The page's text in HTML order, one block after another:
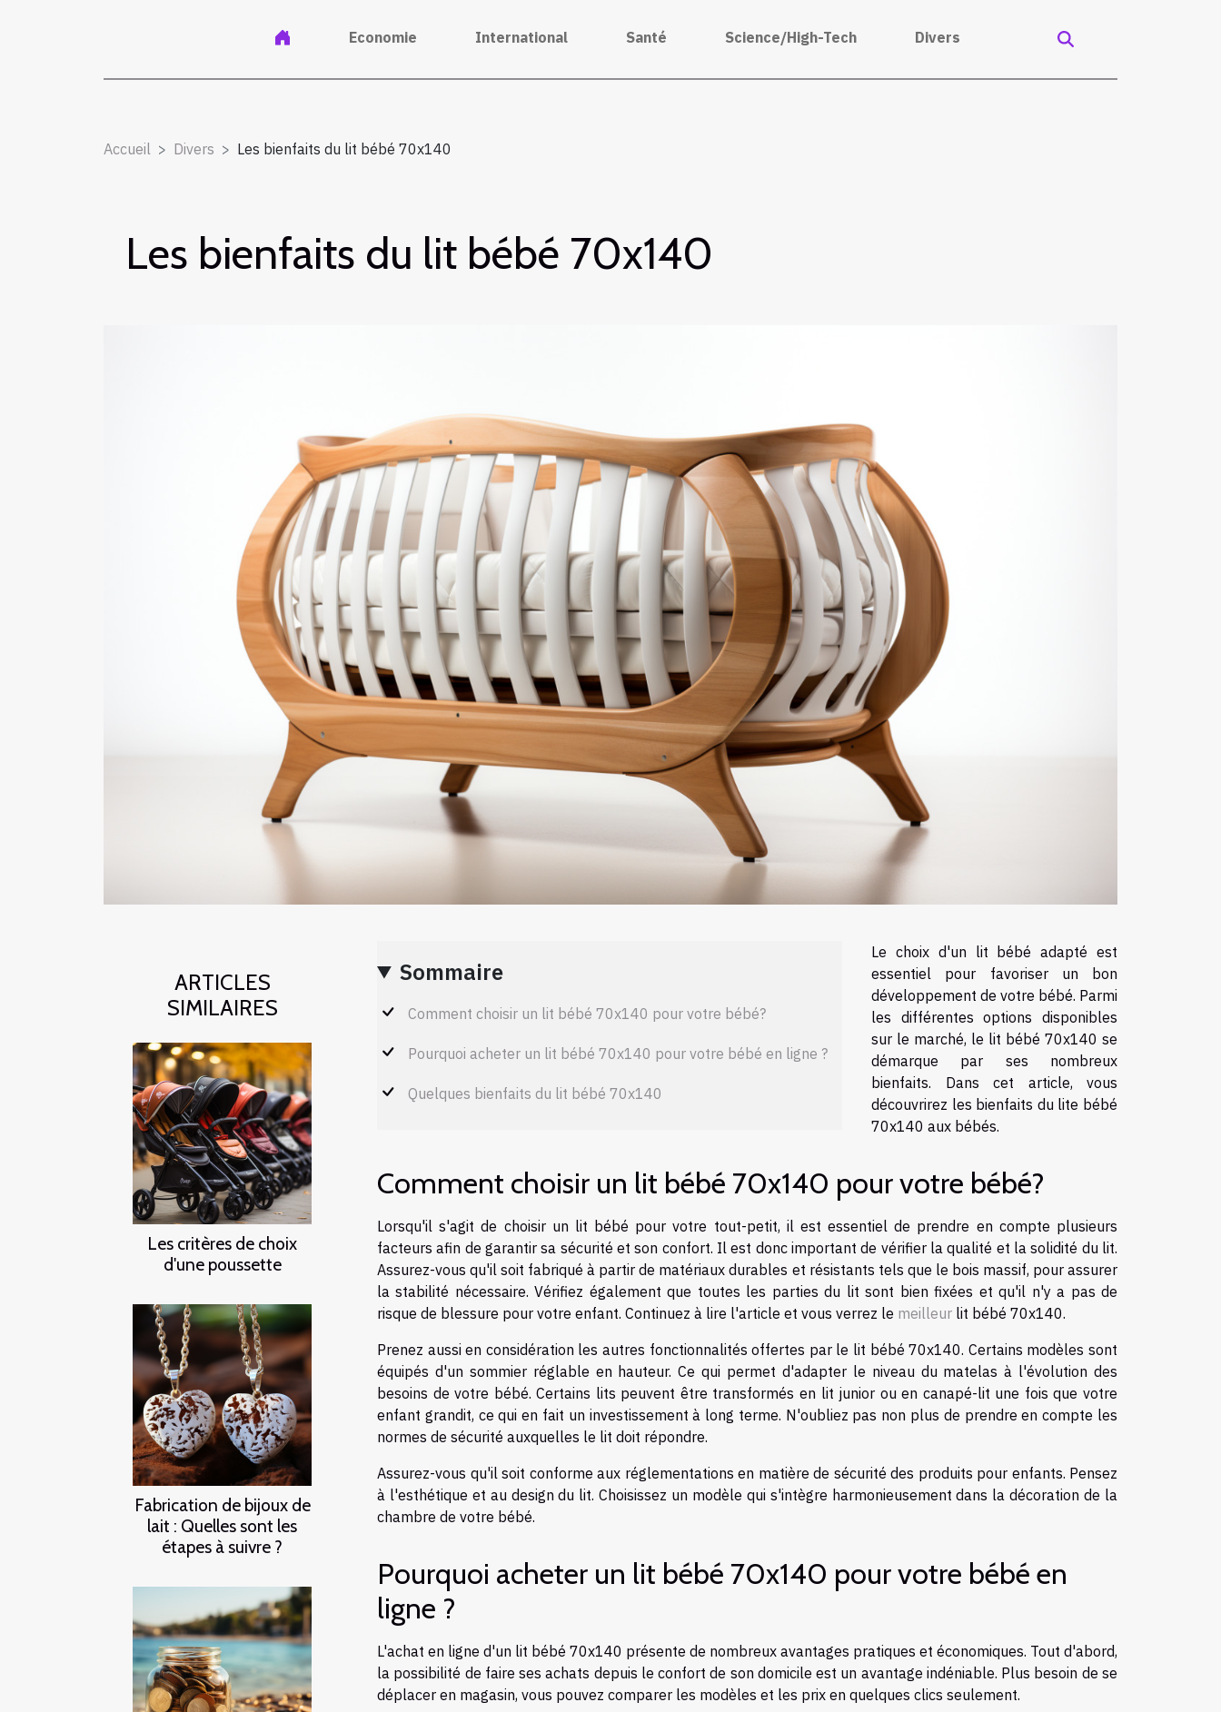
Economie International Santé Science/High-Tech Divers
Accueil Divers Les bienfaits du lit bébé 70x140
Les bienfaits du lit bébé 70x140
ARTICLES
SIMILAIRES
Les critères de choix
d'une poussette
Fabrication de bijoux de
lait : Quelles sont les
étapes à suivre ?
Sommaire
Comment choisir un lit bébé 70x140 pour votre bébé?
Pourquoi acheter un lit bébé 70x140 pour votre bébé en ligne ?
Quelques bienfaits du lit bébé 70x140
Le choix d'un lit bébé adapté est
essentiel pour favoriser un bon
développement de votre bébé. Parmi
les différentes options disponibles
sur le marché, le lit bébé 70x140 se
démarque par ses nombreux
bienfaits. Dans cet article, vous
découvrirez les bienfaits du lite bébé
70x140 aux bébés.
Comment choisir un lit bébé 70x140 pour votre bébé?
Lorsqu'il s'agit de choisir un lit bébé pour votre tout-petit, il est essentiel de prendre en compte plusieurs
facteurs afin de garantir sa sécurité et son confort. Il est donc important de vérifier la qualité et la solidité du lit.
Assurez-vous qu'il soit fabriqué à partir de matériaux durables et résistants tels que le bois massif, pour assurer
la stabilité nécessaire. Vérifiez également que toutes les parties du lit sont bien fixées et qu'il n'y a pas de
risque de blessure pour votre enfant. Continuez à lire l'article et vous verrez le meilleur lit bébé 70x140.
Prenez aussi en considération les autres fonctionnalités offertes par le lit bébé 70x140. Certains modèles sont
équipés d'un sommier réglable en hauteur. Ce qui permet d'adapter le niveau du matelas à l'évolution des
besoins de votre bébé. Certains lits peuvent être transformés en lit junior ou en canapé-lit une fois que votre
enfant grandit, ce qui en fait un investissement à long terme. N'oubliez pas non plus de prendre en compte les
normes de sécurité auxquelles le lit doit répondre.
Assurez-vous qu'il soit conforme aux réglementations en matière de sécurité des produits pour enfants. Pensez
à l'esthétique et au design du lit. Choisissez un modèle qui s'intègre harmonieusement dans la décoration de la
chambre de votre bébé.
Pourquoi acheter un lit bébé 70x140 pour votre bébé en
ligne ?
L'achat en ligne d'un lit bébé 70x140 présente de nombreux avantages pratiques et économiques. Tout d'abord,
la possibilité de faire ses achats depuis le confort de son domicile est un avantage indéniable. Plus besoin de se
déplacer en magasin, vous pouvez comparer les modèles et les prix en quelques clics seulement.